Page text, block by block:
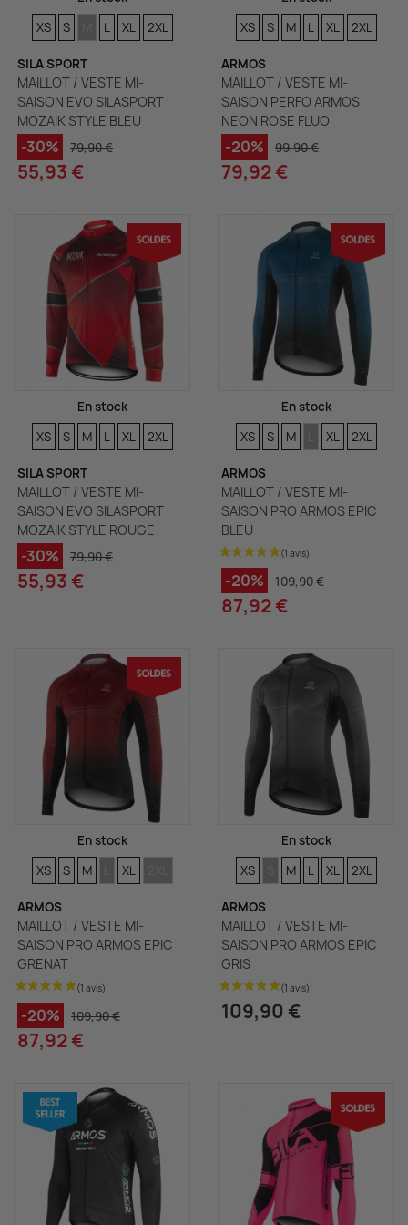
TAILLES
XS TAILLES
S TAILLES
TAILLES
L TAILLES
XL TAILLES
2XL
SILA SPORT
MAILLOT / VESTE MI-
SAISON EVO SILASPORT
MOZAIK STYLE BLEU
-30% 79,90 €
55,93 €
TAILLES
XS TAILLES
S TAILLES
M TAILLES
L TAILLES
XL TAILLES
2XL
ARMOS
MAILLOT / VESTE MI-
SAISON PERFO ARMOS
NEON ROSE FLUO
-20% 99,90 €
79,92 €
En stock
TAILLES
XS TAILLES
S TAILLES
M TAILLES
L TAILLES
XL TAILLES
2XL
SILA SPORT
MAILLOT / VESTE MI-
SAISON EVO SILASPORT
MOZAIK STYLE ROUGE
-30% 79,90 €
55,93 €
En stock
TAILLES
XS TAILLES
S TAILLES
M TAILLES
TAILLES
XL TAILLES
2XL
ARMOS
MAILLOT / VESTE MI-
SAISON PRO ARMOS EPIC
BLEU
-20% 109,90 €
87,92 €
En stock
TAILLES
XS TAILLES
S TAILLES
M TAILLES
TAILLES
XL TAILLES
ARMOS
MAILLOT / VESTE MI-
SAISON PRO ARMOS EPIC
GRENAT
-20% 109,90 €
87,92 €
En stock
TAILLES
XS TAILLES
TAILLES
M TAILLES
L TAILLES
XL TAILLES
2XL
ARMOS
MAILLOT / VESTE MI-
SAISON PRO ARMOS EPIC
GRIS
109,90 €